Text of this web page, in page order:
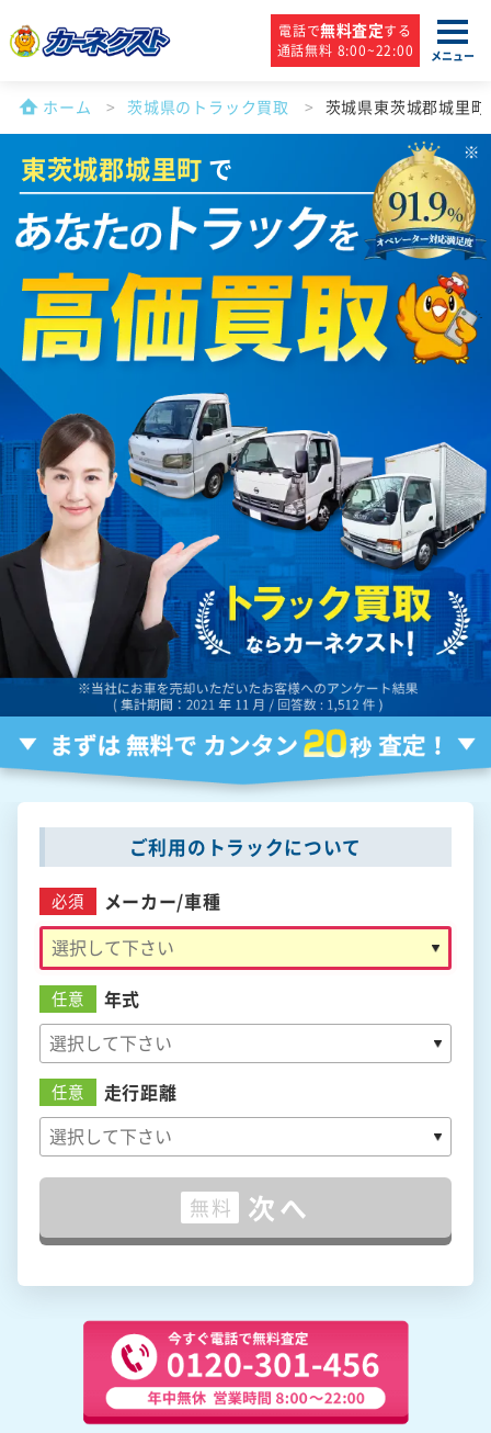
電話で無料査定する
通話無料 8:00~22:00
メニュー
ホーム 茨城県のトラック買取 茨城県東茨城郡城里
東茨城郡城里町 で
ご利用のトラックについて
必須 メーカー/車種
任意 年式
任意 走行距離
無料 次へ